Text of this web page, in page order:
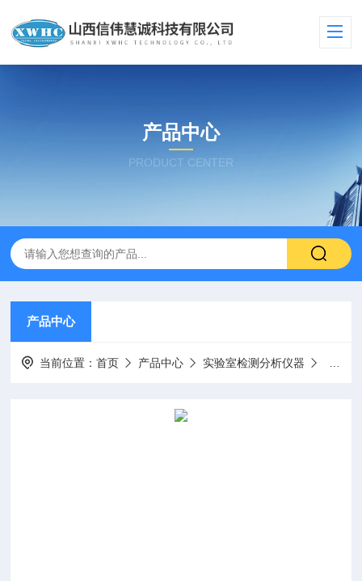
产品中心
PRODUCT CENTER
产品中心
当前位置：首页 产品中心 实验室检测分析仪器